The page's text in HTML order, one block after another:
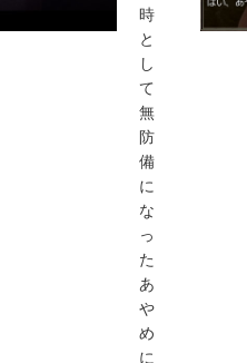
時
と
し
て
無
防
備
に
な
っ
た
あ
や
め
に